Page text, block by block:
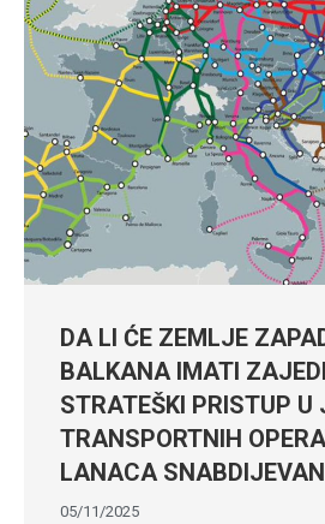
DA LI ĆE ZEMLJE
BALKANA IMATI
STRATEŠKI PRISTUP
TRANSPORTNIH
LANACA
05/11/2025